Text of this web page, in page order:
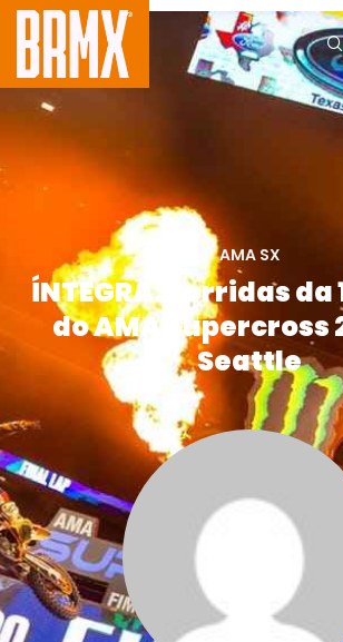
AMA SX
ÍNTEGRA: corridas da
do AMA Supercross
Seattle